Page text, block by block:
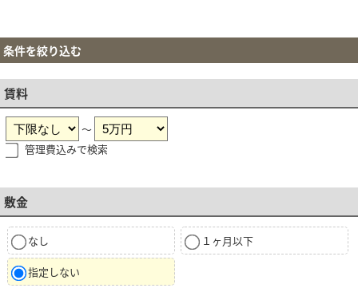
条件を絞り込む
賃料
～
管理費込みで検索
敷金
なし １ヶ月以下
指定しない